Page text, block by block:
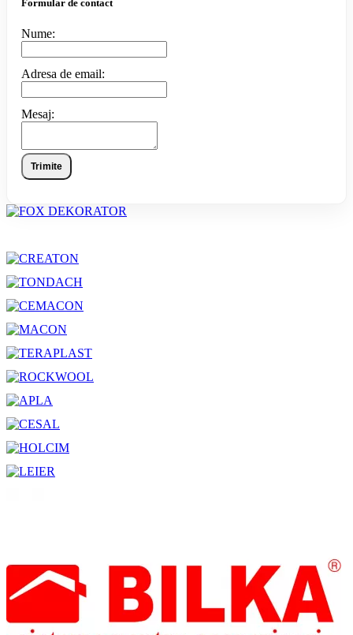
Formular de contact
Nume:
Adresa de email:
Mesaj:
Trimite